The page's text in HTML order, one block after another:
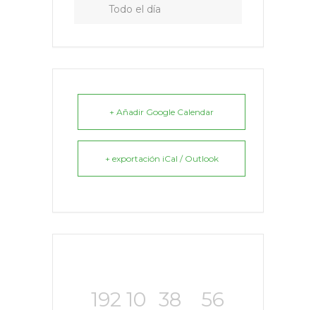
Todo el día
+ Añadir Google Calendar
+ exportación iCal / Outlook
192 10 38 56